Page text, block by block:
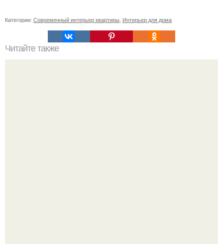
Категории: Современный интерьер квартиры Интерьер для дома
Читайте также